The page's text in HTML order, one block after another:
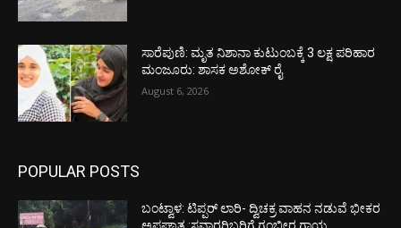
ಸಾರೆಪುಣಿ: ಮೃತ ನಿಶಾನಾ ಕುಟುಂಬಕ್ಕೆ 3 ಲಕ್ಷ ಪರಿಹಾರ
ಮಂಜೂರು: ಶಾಸಕ ಅಶೋಕ್ ರೈ
August 6, 2026
POPULAR POSTS
ಬಂಟ್ವಾಳ: ಟಿಪ್ಪರ್ ಲಾರಿ- ದ್ವಿಚಕ್ರ ವಾಹನ ನಡುವೆ ಭೀಕರ